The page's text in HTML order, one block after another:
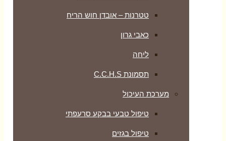
טטרנות – אובדן חוש הריח
כאבי גרון
ליחה
תסמונת C.C.H.S
מערכת העיכול
טיפול טבעי בבקע סרעפתי
טיפול בגזים